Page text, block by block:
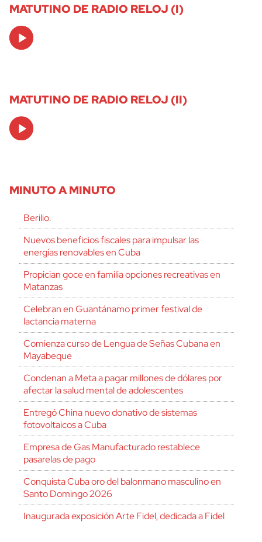
MATUTINO DE RADIO RELOJ (I)
Audio
Player
MATUTINO DE RADIO RELOJ (II)
Audio
Player
MINUTO A MINUTO
Berilio.
Nuevos beneficios fiscales para impulsar las
energías renovables en Cuba
Propician goce en familia opciones recreativas en
Matanzas
Celebran en Guantánamo primer festival de
lactancia materna
Comienza curso de Lengua de Señas Cubana en
Mayabeque
Condenan a Meta a pagar millones de dólares por
afectar la salud mental de adolescentes
Entregó China nuevo donativo de sistemas
fotovoltaicos a Cuba
Empresa de Gas Manufacturado restablece
pasarelas de pago
Conquista Cuba oro del balonmano masculino en
Santo Domingo 2026
Inaugurada exposición Arte Fidel, dedicada a Fidel